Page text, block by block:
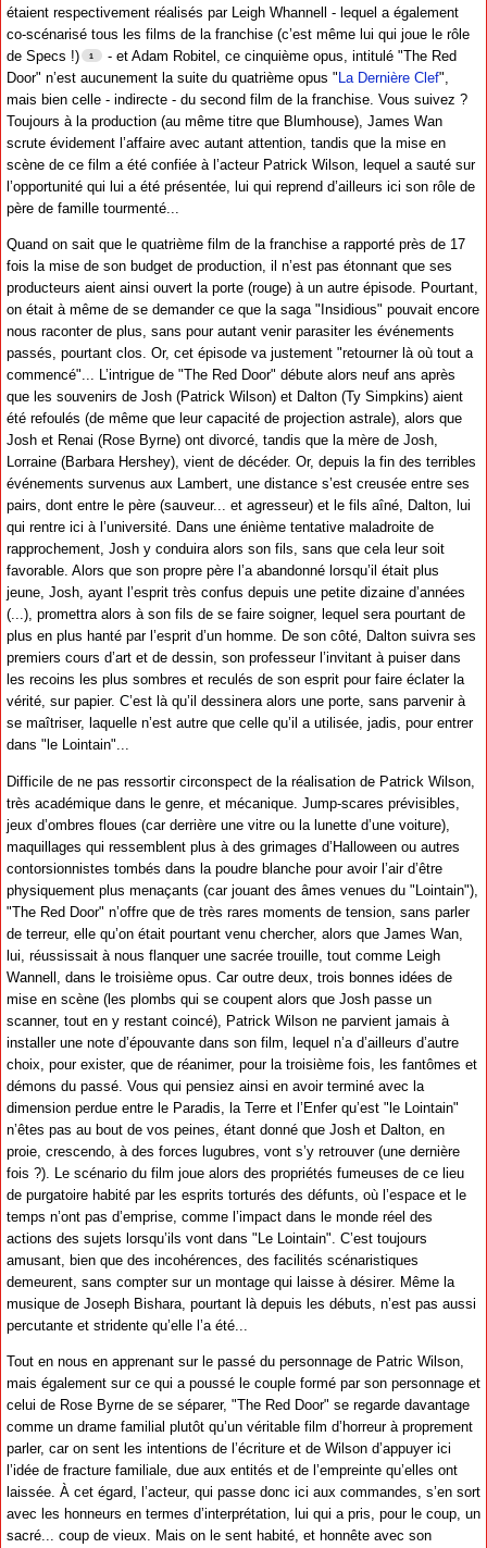
étaient respectivement réalisés par Leigh Whannell - lequel a également
co-scénarisé tous les films de la franchise (c’est même lui qui joue le rôle
de Specs !)
- et Adam Robitel, ce cinquième opus, intitulé "The Red
Door" n’est aucunement la suite du quatrième opus " La Dernière Clef",
mais bien celle - indirecte - du second film de la franchise. Vous suivez ?
Toujours à la production (au même titre que Blumhouse), James Wan
scrute évidement l’affaire avec autant attention, tandis que la mise en
scène de ce film a été confiée à l’acteur Patrick Wilson, lequel a sauté sur
l’opportunité qui lui a été présentée, lui qui reprend d’ailleurs ici son rôle de
père de famille tourmenté...
Quand on sait que le quatrième film de la franchise a rapporté près de 17
fois la mise de son budget de production, il n’est pas étonnant que ses
producteurs aient ainsi ouvert la porte (rouge) à un autre épisode. Pourtant,
on était à même de se demander ce que la saga "Insidious" pouvait encore
nous raconter de plus, sans pour autant venir parasiter les événements
passés, pourtant clos. Or, cet épisode va justement "retourner là où tout a
commencé"... L’intrigue de "The Red Door" débute alors neuf ans après
que les souvenirs de Josh (Patrick Wilson) et Dalton (Ty Simpkins) aient
été refoulés (de même que leur capacité de projection astrale), alors que
Josh et Renai (Rose Byrne) ont divorcé, tandis que la mère de Josh,
Lorraine (Barbara Hershey), vient de décéder. Or, depuis la fin des terribles
événements survenus aux Lambert, une distance s’est creusée entre ses
pairs, dont entre le père (sauveur... et agresseur) et le fils aîné, Dalton, lui
qui rentre ici à l’université. Dans une énième tentative maladroite de
rapprochement, Josh y conduira alors son fils, sans que cela leur soit
favorable. Alors que son propre père l’a abandonné lorsqu’il était plus
jeune, Josh, ayant l’esprit très confus depuis une petite dizaine d’années
(...), promettra alors à son fils de se faire soigner, lequel sera pourtant de
plus en plus hanté par l’esprit d’un homme. De son côté, Dalton suivra ses
premiers cours d’art et de dessin, son professeur l’invitant à puiser dans
les recoins les plus sombres et reculés de son esprit pour faire éclater la
vérité, sur papier. C’est là qu’il dessinera alors une porte, sans parvenir à
se maîtriser, laquelle n’est autre que celle qu’il a utilisée, jadis, pour entrer
dans "le Lointain"...
Difficile de ne pas ressortir circonspect de la réalisation de Patrick Wilson,
très académique dans le genre, et mécanique. Jump-scares prévisibles,
jeux d’ombres floues (car derrière une vitre ou la lunette d’une voiture),
maquillages qui ressemblent plus à des grimages d’Halloween ou autres
contorsionnistes tombés dans la poudre blanche pour avoir l’air d’être
physiquement plus menaçants (car jouant des âmes venues du "Lointain"),
"The Red Door" n’offre que de très rares moments de tension, sans parler
de terreur, elle qu’on était pourtant venu chercher, alors que James Wan,
lui, réussissait à nous flanquer une sacrée trouille, tout comme Leigh
Wannell, dans le troisième opus. Car outre deux, trois bonnes idées de
mise en scène (les plombs qui se coupent alors que Josh passe un
scanner, tout en y restant coincé), Patrick Wilson ne parvient jamais à
installer une note d’épouvante dans son film, lequel n’a d’ailleurs d’autre
choix, pour exister, que de réanimer, pour la troisième fois, les fantômes et
démons du passé. Vous qui pensiez ainsi en avoir terminé avec la
dimension perdue entre le Paradis, la Terre et l’Enfer qu’est "le Lointain"
n’êtes pas au bout de vos peines, étant donné que Josh et Dalton, en
proie, crescendo, à des forces lugubres, vont s’y retrouver (une dernière
fois ?). Le scénario du film joue alors des propriétés fumeuses de ce lieu
de purgatoire habité par les esprits torturés des défunts, où l’espace et le
temps n’ont pas d’emprise, comme l’impact dans le monde réel des
actions des sujets lorsqu’ils vont dans "Le Lointain". C’est toujours
amusant, bien que des incohérences, des facilités scénaristiques
demeurent, sans compter sur un montage qui laisse à désirer. Même la
musique de Joseph Bishara, pourtant là depuis les débuts, n’est pas aussi
percutante et stridente qu’elle l’a été...
Tout en nous en apprenant sur le passé du personnage de Patric Wilson,
mais également sur ce qui a poussé le couple formé par son personnage et
celui de Rose Byrne de se séparer, "The Red Door" se regarde davantage
comme un drame familial plutôt qu’un véritable film d’horreur à proprement
parler, car on sent les intentions de l’écriture et de Wilson d’appuyer ici
l’idée de fracture familiale, due aux entités et de l’empreinte qu’elles ont
laissée. À cet égard, l’acteur, qui passe donc ici aux commandes, s’en sort
avec les honneurs en termes d’interprétation, lui qui a pris, pour le coup, un
sacré... coup de vieux. Mais on le sent habité, et honnête avec son